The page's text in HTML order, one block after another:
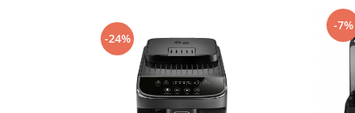
-24%
-7%